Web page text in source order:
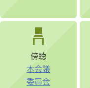
傍聴
本会議
委員会